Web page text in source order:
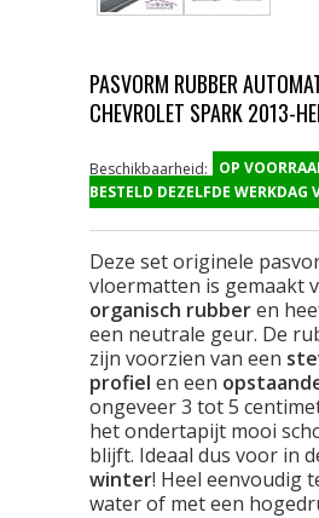
PASVORM RUBBER
CHEVROLET SPARK 2013-
Beschikbaarheid:
OP
BESTELD DEZELFDE WERKDAG
Deze set originele
vloermatten is gemaakt
organisch rubberen
een neutrale geur. De
zijn voorzien van een
profiel en een
ongeveer 3 tot 5
het ondertapijt mooi
blijft. Ideaal dus voor in
winter! Heel eenvoudig
water of met een